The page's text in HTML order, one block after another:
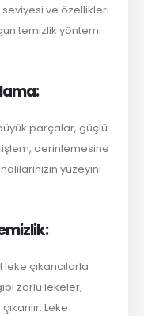
seviyesi ve özellikleri
temizlik yöntemi
parçalar, güçlü
derinlemesine
yüzeyini
çıkarıcılarla
zorlu lekeler,
Leke